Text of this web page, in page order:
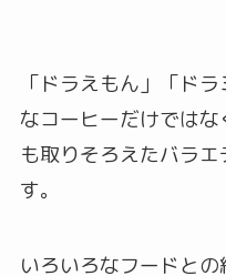
「ドラえもん」「ド
なコーヒーだけでは
も取りそろえたバラ
す。
いろいろなフードと